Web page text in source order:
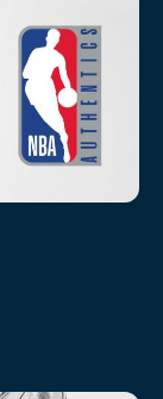
Sternen